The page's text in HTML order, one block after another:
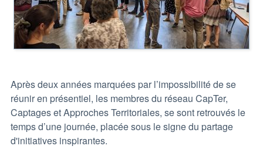
Après deux années marquées par l’impossibilité de se
réunir en présentiel, les membres du réseau CapTer,
Captages et Approches Territoriales, se sont retrouvés le
temps d’une journée, placée sous le signe du partage
d'initiatives inspirantes.